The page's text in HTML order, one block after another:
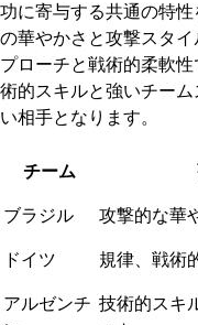
功に寄与する共通の特
の華やかさと攻撃スタ
プローチと戦術的柔軟
術的スキルと強いチー
い相手となります。
チーム
ブラジル
攻撃的な華
ドイツ 規律、戦術
アルゼンチ 技術的スキ